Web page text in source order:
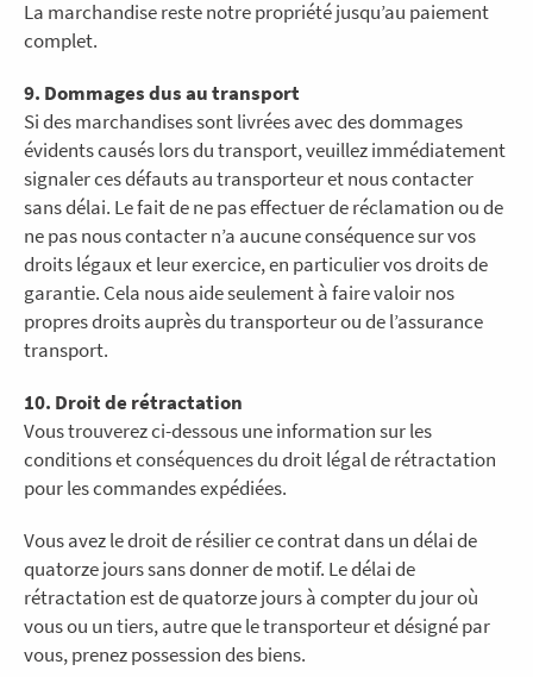
La marchandise reste notre propriété jusqu’au paiement
complet.
9. Dommages dus au transport
Si des marchandises sont livrées avec des dommages
évidents causés lors du transport, veuillez immédiatement
signaler ces défauts au transporteur et nous contacter
sans délai. Le fait de ne pas effectuer de réclamation ou de
ne pas nous contacter n’a aucune conséquence sur vos
droits légaux et leur exercice, en particulier vos droits de
garantie. Cela nous aide seulement à faire valoir nos
propres droits auprès du transporteur ou de l’assurance
transport.
10. Droit de rétractation
Vous trouverez ci-dessous une information sur les
conditions et conséquences du droit légal de rétractation
pour les commandes expédiées.
Vous avez le droit de résilier ce contrat dans un délai de
quatorze jours sans donner de motif. Le délai de
rétractation est de quatorze jours à compter du jour où
vous ou un tiers, autre que le transporteur et désigné par
vous, prenez possession des biens.